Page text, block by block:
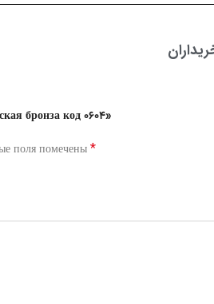
бронза код 0604»
поля помечены*